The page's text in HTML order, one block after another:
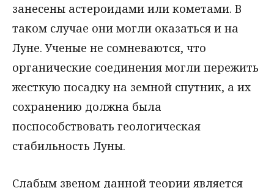
занесены астероидами или кометами. В
таком случае они могли оказаться и на
Луне. Ученые не сомневаются, что
органические соединения могли пережить
жесткую посадку на земной спутник, а их
сохранению должна была
поспособствовать геологическая
стабильность Луны.
Слабым звеном данной теории является